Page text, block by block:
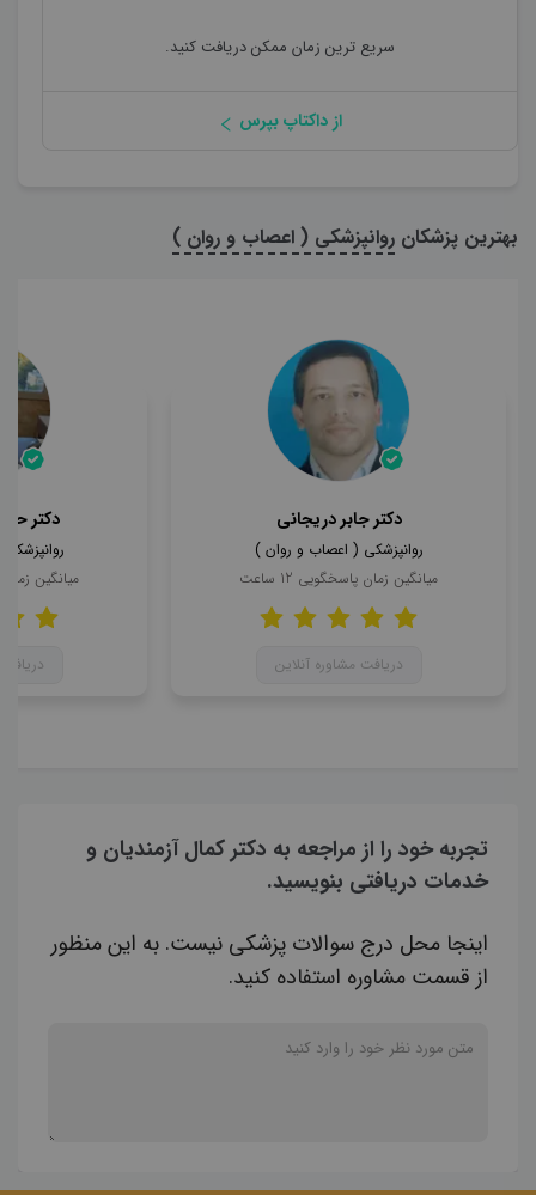
سریع ترین زمان ممکن دریافت کنید.
از داکتاپ بپرس
بهترین پزشکان روانپزشکی ( اعصاب و روان )
دکتر جابر دریجانی
روانپزشکی ( اعصاب و روان )
میانگین زمان پاسخگویی 12 ساعت
دریافت مشاوره آنلاین
دکتر
میانگین
تجربه خود را از مراجعه به دکتر کمال آزمندیان و
خدمات دریافتی بنویسید.
اینجا محل درج سوالات پزشکی نیست. به این منظور
از قسمت مشاوره استفاده کنید.